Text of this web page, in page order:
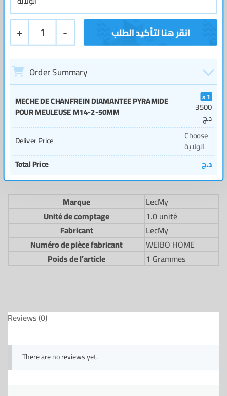
+ 1 -
Order Summary
MECHE DE CHANFREIN DIAMANTEE PYRAMIDE
POUR MEULEUSE M14-2-50MM
1
3500
د.ج
Deliver Price
Choose
الولاية
Total Price
د.ج
Marque
LecMy
Unité de comptage
1.0 unité
Fabricant
LecMy
Numéro de pièce fabricant
WEIBO HOME
Poids de l’article
1 Grammes
Reviews (0)
There are no reviews yet.